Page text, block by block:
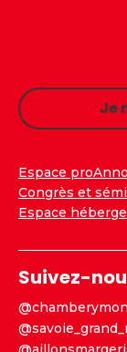
Je
Espace pro
Congrès et
Espace
Suivez-